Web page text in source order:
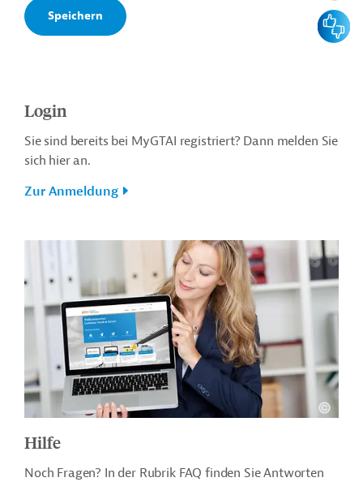
Login
Sie sind bereits bei MyGTAI registriert? Dann melden Sie
sich hier an.
Zur Anmeldung
Hilfe
Noch Fragen? In der Rubrik FAQ finden Sie Antworten